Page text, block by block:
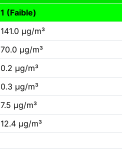
1 (Faible)
141.0 µg/m³
70.0 µg/m³
0.2 µg/m³
0.3 µg/m³
7.5 µg/m³
12.4 µg/m³